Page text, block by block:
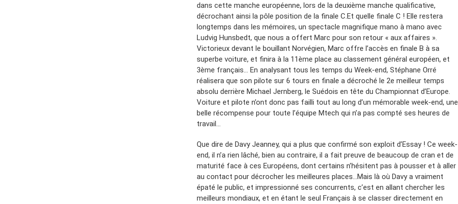
dans cette manche européenne, lors de la deuxième manche qualificative,
décrochant ainsi la pôle position de la finale C.Et quelle finale C ! Elle restera
longtemps dans les mémoires, un spectacle magnifique mano à mano avec
Ludvig Hunsbedt, que nous a offert Marc pour son retour « aux affaires ».
Victorieux devant le bouillant Norvégien, Marc offre l’accès en finale B à sa
superbe voiture, et finira à la 11ème place au classement général européen, et
3ème français… En analysant tous les temps du Week-end, Stéphane Orré
réalisera que son pilote sur 6 tours en finale a décroché le 2e meilleur temps
absolu derrière Michael Jernberg, le Suédois en tête du Championnat d’Europe.
Voiture et pilote n’ont donc pas failli tout au long d’un mémorable week-end, une
belle récompense pour toute l’équipe Mtech qui n’a pas compté ses heures de
travail…
Que dire de Davy Jeanney, qui a plus que confirmé son exploit d’Essay ! Ce week-
end, il n’a rien lâché, bien au contraire, il a fait preuve de beaucoup de cran et de
maturité face à ces Européens, dont certains n’hésitent pas à pousser et à aller
au contact pour décrocher les meilleures places…Mais là où Davy a vraiment
épaté le public, et impressionné ses concurrents, c’est en allant chercher les
meilleurs mondiaux, et en étant le seul Français à se classer directement en